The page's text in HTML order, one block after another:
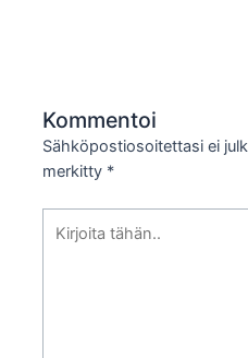
Kommentoi
Sähköpostiosoitettasi ei
merkitty *
tähän..